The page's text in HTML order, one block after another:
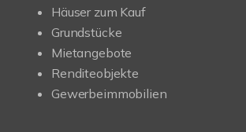
Häuser zum Kauf
Grundstücke
Mietangebote
Renditeobjekte
Gewerbeimmobilien